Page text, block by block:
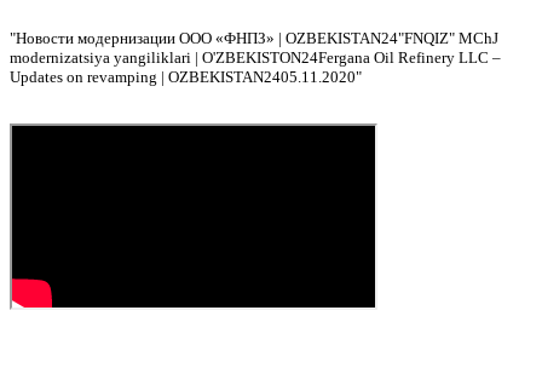
"Новости модернизации ООО «ФНПЗ» | OZBEKISTAN24"FNQIZ" MChJ
modernizatsiya yangiliklari | O'ZBEKISTON24Fergana Oil Refinery LLC –
Updates on revamping | OZBEKISTAN2405.11.2020"